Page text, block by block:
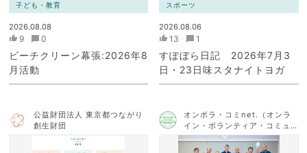
子ども・教育
2026.08.08
9 0
ビーチクリーン幕張:2026年8
月活動
スポーツ
2026.08.06
13 1
すぽぼら日記 2026年7月3
日・23日味スタナイトヨガ
公益財団法人 東京都つながり
創生財団
オンボラ・コミnet.（オンラ
イン・ボランティア・コミュ
ニケーション・ネットワー
ク）